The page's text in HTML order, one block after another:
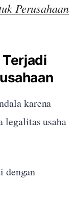
Perusahaan
Terjadi
karena
legalitas usaha
dengan